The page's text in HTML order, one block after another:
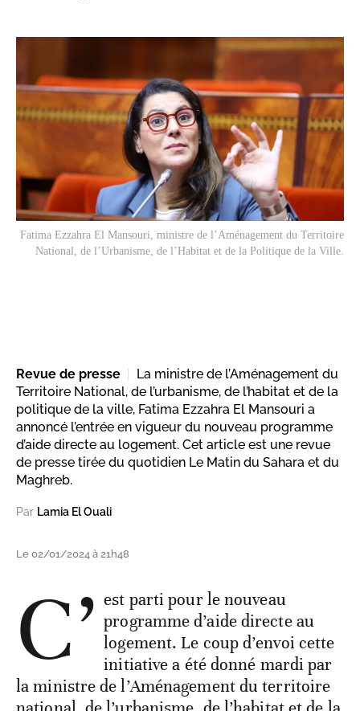
Fatima Ezzahra El Mansouri, ministre de l’Aménagement du Territoire
National, de l’Urbanisme, de l’Habitat et de la Politique de la Ville.
Revue de presse
La ministre de l’Aménagement du
Territoire National, de l’urbanisme, de l’habitat et de la
politique de la ville, Fatima Ezzahra El Mansouri a
annoncé l’entrée en vigueur du nouveau programme
d’aide directe au logement. Cet article est une revue
de presse tirée du quotidien Le Matin du Sahara et du
Maghreb.
Par Lamia El Ouali
Le 02/01/2024 à 21h48
C’ est parti pour le nouveau
programme d’aide directe au
logement. Le coup d’envoi cette
initiative a été donné mardi par
la ministre de l’Aménagement du territoire